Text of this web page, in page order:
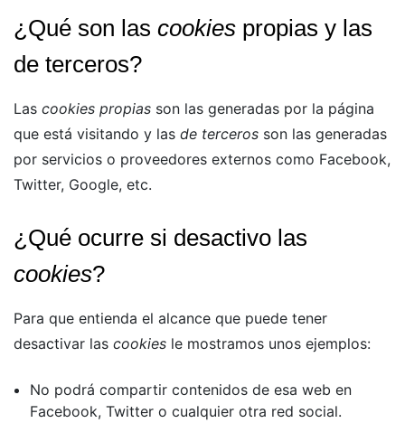
¿Qué son las cookies propias y las
de terceros?
Las cookies propias son las generadas por la página
que está visitando y las de terceros son las generadas
por servicios o proveedores externos como Facebook,
Twitter, Google, etc.
¿Qué ocurre si desactivo las
cookies?
Para que entienda el alcance que puede tener
desactivar las cookies le mostramos unos ejemplos:
No podrá compartir contenidos de esa web en
Facebook, Twitter o cualquier otra red social.